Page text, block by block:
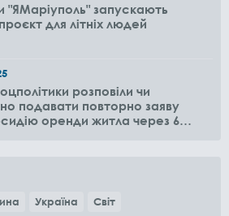
"ЯМаріуполь" запускають
для літніх людей
розповіли чи
подавати повторно заяву
оренди житла через 6
Україна
Світ